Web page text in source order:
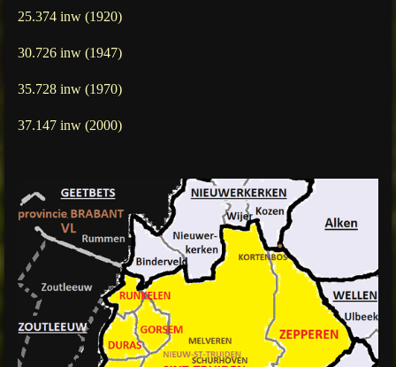
25.374 inw (1920)
30.726 inw (1947)
35.728 inw (1970)
37.147 inw (2000)